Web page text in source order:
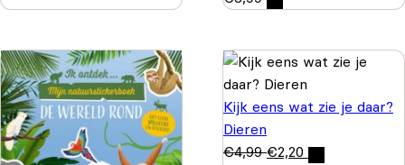
Kijk eens wat zie je daar?
Dieren
€4,99 €2,20